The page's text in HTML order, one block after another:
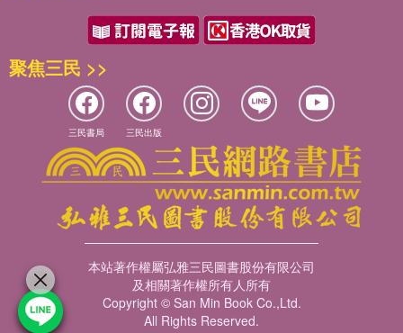
聚焦三民 >>
三民書局 三民出版
本站著作權屬弘雅三民圖書股份有限公司
及相關著作權所有人所有
Copyright © San Min Book Co.,Ltd.
All Rights Reserved.